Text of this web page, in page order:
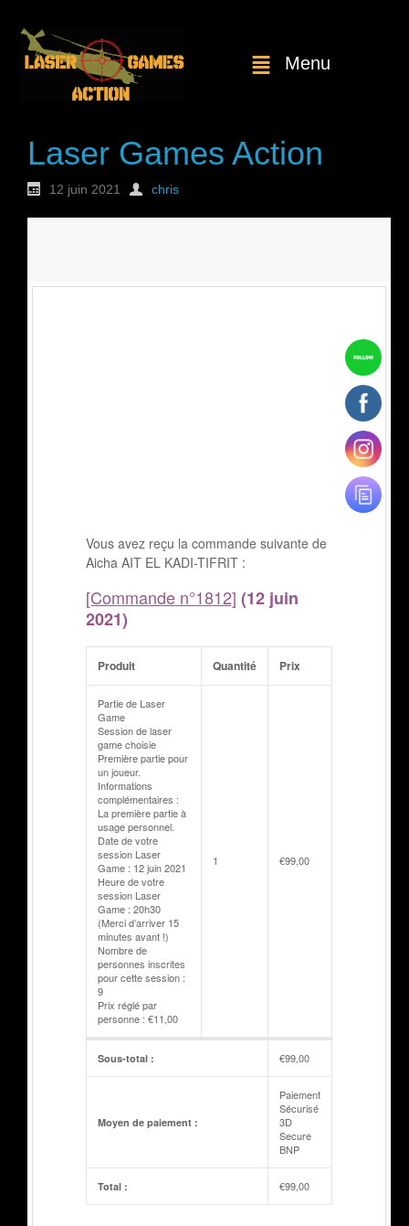
Menu
Laser Games Action
12 juin 2021 chris
Vous avez reçu la commande suivante de
Aicha AIT EL KADI-TIFRIT :
[Commande n°1812] (12 juin
2021)
Produit Quantité Prix
Partie de Laser
Game
Session de laser
game choisie
Première partie pour
un joueur.
Informations
complémentaires :
La première partie à
usage personnel.
Date de votre
session Laser
Game : 12 juin 2021
Heure de votre
session Laser
Game : 20h30
(Merci d’arriver 15
minutes avant !)
Nombre de
personnes inscrites
pour cette session :
9
Prix réglé par
personne : €11,00
1 €99,00
Sous-total : €99,00
Moyen de paiement :
Paiement
Sécurisé
3D
Secure
BNP
Total : €99,00